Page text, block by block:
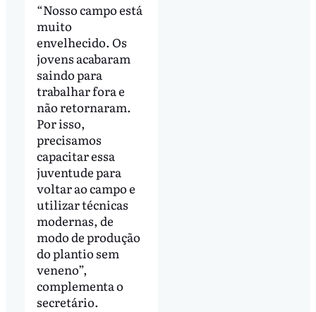
“Nosso campo está
muito
envelhecido. Os
jovens acabaram
saindo para
trabalhar fora e
não retornaram.
Por isso,
precisamos
capacitar essa
juventude para
voltar ao campo e
utilizar técnicas
modernas, de
modo de produção
do plantio sem
veneno”,
complementa o
secretário.